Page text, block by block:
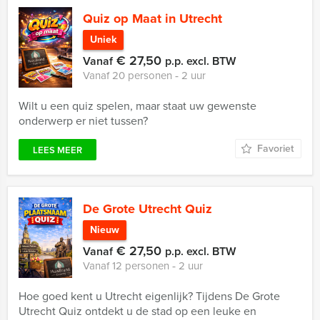
Quiz op Maat in Utrecht
Uniek
Vanaf€ 27,50 p.p. excl. BTW
Vanaf 20 personen ‐ 2 uur
Wilt u een quiz spelen, maar staat uw gewenste
onderwerp er niet tussen?
LEES MEER Favoriet
De Grote Utrecht Quiz
Nieuw
Vanaf€ 27,50 p.p. excl. BTW
Vanaf 12 personen ‐ 2 uur
Hoe goed kent u Utrecht eigenlijk? Tijdens De Grote
Utrecht Quiz ontdekt u de stad op een leuke en